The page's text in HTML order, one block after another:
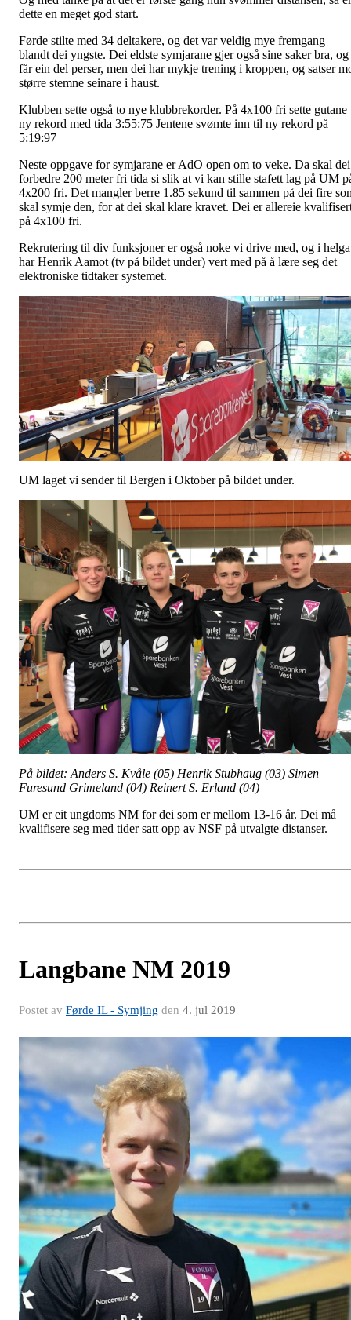
dette en meget god start.
Førde stilte med 34 deltakere, og det var veldig mye fremgang
blandt dei yngste. Dei eldste symjarane gjer også sine saker bra, og
får ein del perser, men dei har mykje trening i kroppen, og satser
større stemne seinare i haust.
Klubben sette også to nye klubbrekorder. På 4x100 fri sette gutane
ny rekord med tida 3:55:75 Jentene svømte inn til ny rekord på
5:19:97
Neste oppgave for symjarane er AdO open om to veke. Da skal dei
forbedre 200 meter fri tida si slik at vi kan stille stafett lag på UM
4x200 fri. Det mangler berre 1.85 sekund til sammen på dei fire
skal symje den, for at dei skal klare kravet. Dei er allereie
på 4x100 fri.
Rekrutering til div funksjoner er også noke vi drive med, og i helga
har Henrik Aamot (tv på bildet under) vert med på å lære seg det
elektroniske tidtaker systemet.
UM laget vi sender til Bergen i Oktober på bildet under.
På bildet: Anders S. Kvåle (05) Henrik Stubhaug (03) Simen
Furesund Grimeland (04) Reinert S. Erland (04)
UM er eit ungdoms NM for dei som er mellom 13-16 år. Dei må
kvalifisere seg med tider satt opp av NSF på utvalgte distanser.
Langbane NM 2019
Postet av Førde IL - Symjing den 4. jul 2019